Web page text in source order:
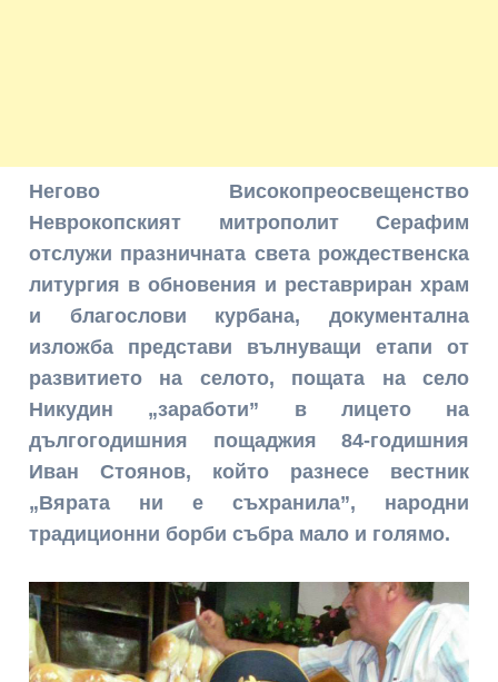
Негово Високопреосвещенство
Неврокопският митрополит Серафим
отслужи празничната света рождественска
литургия в обновения и реставриран храм
и благослови курбана, документална
изложба представи вълнуващи етапи от
развитието на селото, пощата на село
Никудин „заработи” в лицето на
дългогодишния пощаджия 84-годишния
Иван Стоянов, който разнесе вестник
„Вярата ни е съхранила”, народни
традиционни борби събра мало и голямо.